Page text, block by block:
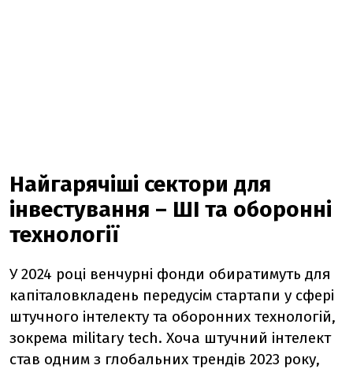
Найгарячіші сектори для
інвестування – ШІ та оборонні
технології
У 2024 році венчурні фонди обиратимуть для
капіталовкладень передусім стартапи у сфері
штучного інтелекту та оборонних технологій,
зокрема military tech. Хоча штучний інтелект
став одним з глобальних трендів 2023 року,